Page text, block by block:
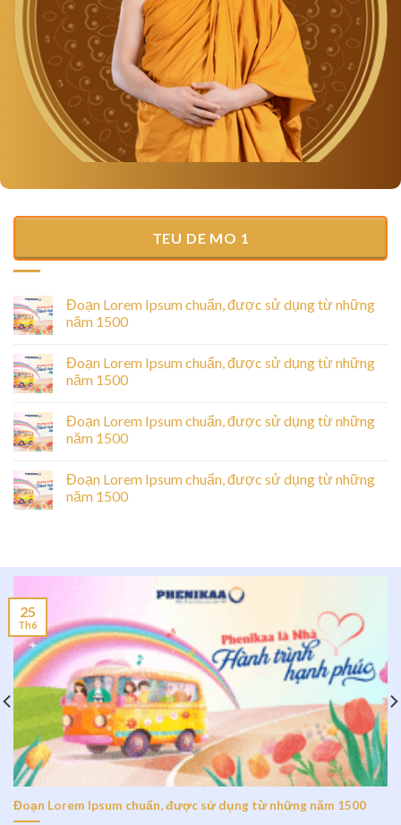
TEU DE MO 1
Đoạn Lorem Ipsum chuẩn, được sử dụng từ những
năm 1500
Đoạn Lorem Ipsum chuẩn, được sử dụng từ những
năm 1500
Đoạn Lorem Ipsum chuẩn, được sử dụng từ những
năm 1500
Đoạn Lorem Ipsum chuẩn, được sử dụng từ những
năm 1500
Đoạn Lorem Ipsum chuẩn, được sử dụng từ những năm 1500
25
Th6